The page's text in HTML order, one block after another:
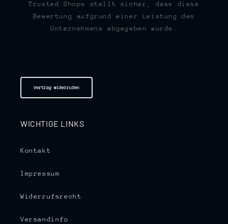
Trusted Shops stellt sicher, dass diese
Bewertung aufgrund einer Leistung des
Unternehmens abgegeben wurde.
Vertrag widerrufen
WICHTIGE LINKS
Kontakt
Impressum
Widerrufsrecht
Versandinfo